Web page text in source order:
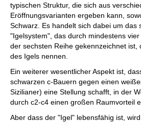
typischen Struktur, die sich aus
Eröffnungsvarianten ergeben kann,
Schwarz. Es handelt sich dabei um das
"Igelsystem", das durch mindestens
der sechsten Reihe gekennzeichnet ist,
des Igels nennen.
Ein weiterer wesentlicher Aspekt ist,
schwarzen c-Bauern gegen einen
Sizilianer) eine Stellung schafft, in der
durch c2-c4 einen großen Raumvorteil
Aber dass der "Igel" lebensfähig ist,